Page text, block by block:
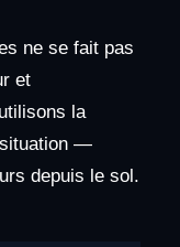
ne se fait pas
et
la
situation —
depuis le sol.